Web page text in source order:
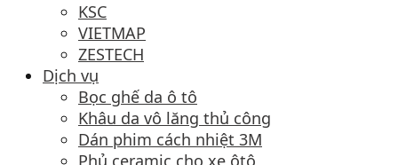
KSC
VIETMAP
ZESTECH
Dịch vụ
Bọc ghế da ô tô
Khâu da vô lăng thủ công
Dán phim cách nhiệt 3M
Phủ ceramic cho xe ôtô